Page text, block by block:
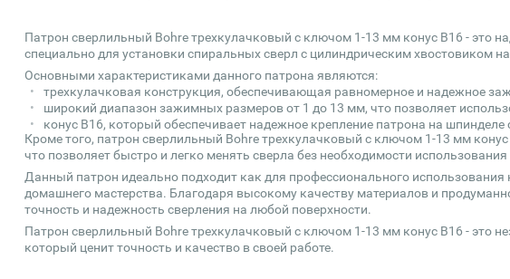
Патрон сверлильный Bohre трехкулачковый с ключом 1-13 мм конус B16 - это
специально для установки спиральных сверл с цилиндрическим хвостовиком
Основными характеристиками данного патрона являются:
трехкулачковая конструкция, обеспечивающая равномерное и надежное
широкий диапазон зажимных размеров от 1 до 13 мм, что позволяет
конус B16, который обеспечивает надежное крепление патрона на шпинделе
Кроме того, патрон сверлильный Bohre трехкулачковый с ключом 1-13 мм
что позволяет быстро и легко менять сверла без необходимости
Данный патрон идеально подходит как для профессионального
домашнего мастерства. Благодаря высокому качеству материалов и
точность и надежность сверления на любой поверхности.
Патрон сверлильный Bohre трехкулачковый с ключом 1-13 мм конус B16 - это
который ценит точность и качество в своей работе.